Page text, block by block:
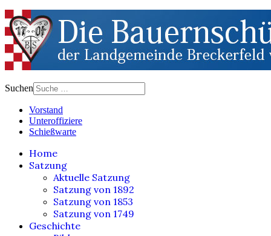
Suchen
Vorstand
Unteroffiziere
Schießwarte
Home
Satzung
Aktuelle Satzung
Satzung von 1892
Satzung von 1853
Satzung von 1749
Geschichte